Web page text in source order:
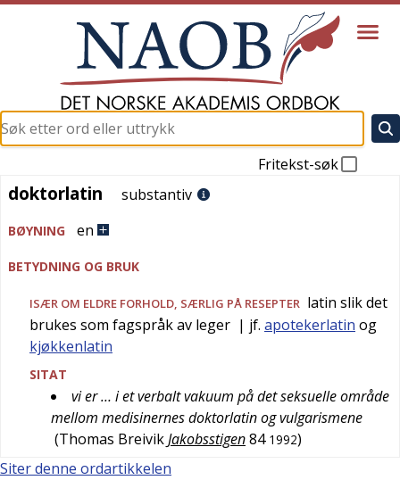
Fritekst-søk
doktorlatin
doktorlatin substantiv
BØYNING en
BETYDNING OG BRUK
ISÆR OM ELDRE FORHOLD, SÆRLIG PÅ RESEPTER latin slik det
brukes som fagspråk av leger | jf. apotekerlatin og
kjøkkenlatin
SITAT
vi er … i et verbalt vakuum på det seksuelle område
mellom medisinernes doktorlatin og vulgarismene
(Thomas BreivikJakobsstigen84 1992)
Siter denne ordartikkelen